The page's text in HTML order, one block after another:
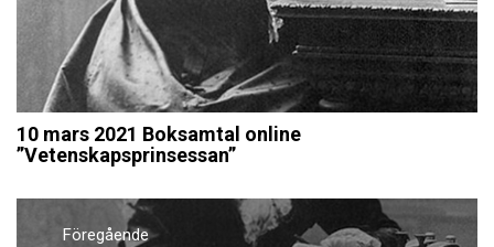
10 mars 2021 Boksamtal online
”Vetenskapsprinsessan”
Inläggsnavigering
Föregående